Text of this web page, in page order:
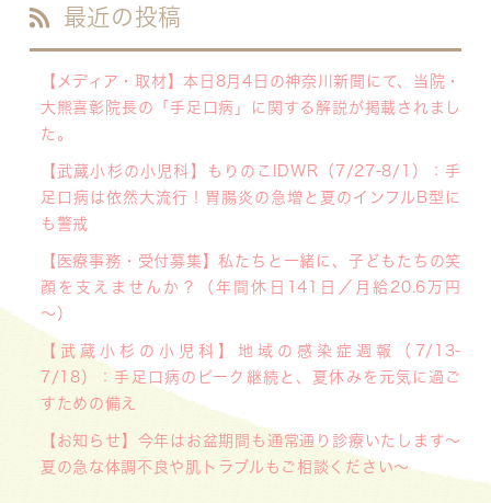
最近の投稿
【メディア・取材】本日8月4日の神奈川新聞にて、当院・
大熊喜彰院長の「手足口病」に関する解説が掲載されまし
た。
【武蔵小杉の小児科】もりのこIDWR（7/27-8/1）：手
足口病は依然大流行！胃腸炎の急増と夏のインフルB型に
も警戒
【医療事務・受付募集】私たちと一緒に、子どもたちの笑
顔を支えませんか？（年間休日141日／月給20.6万円
～）
【武蔵小杉の小児科】地域の感染症週報（7/13-
7/18）：手足口病のピーク継続と、夏休みを元気に過ご
すための備え
【お知らせ】今年はお盆期間も通常通り診療いたします〜
夏の急な体調不良や肌トラブルもご相談ください〜